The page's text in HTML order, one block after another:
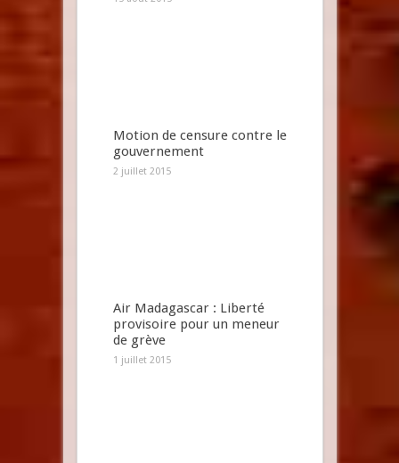
Motion de censure contre le
gouvernement
2 juillet 2015
Air Madagascar : Liberté
provisoire pour un meneur
de grève
1 juillet 2015